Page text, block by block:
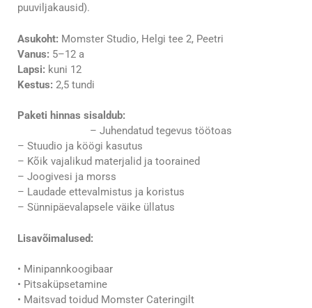
puuviljakausid).
Asukoht: Momster Studio, Helgi tee 2, Peetri
Vanus: 5–12 a
Lapsi: kuni 12
Kestus: 2,5 tundi
Paketi hinnas sisaldub:
– Juhendatud tegevus töötoas
– Stuudio ja köögi kasutus
– Kõik vajalikud materjalid ja toorained
– Joogivesi ja morss
– Laudade ettevalmistus ja koristus
– Sünnipäevalapsele väike üllatus
Lisavõimalused:
• Minipannkoogibaar
• Pitsaküpsetamine
• Maitsvad toidud Momster Cateringilt